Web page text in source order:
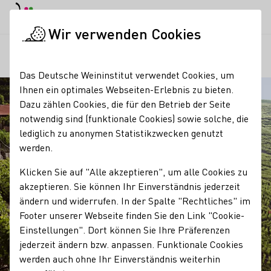
Wir verwenden Cookies
Das Deutsche Weininstitut verwendet Cookies, um
Ihnen ein optimales Webseiten-Erlebnis zu bieten.
Dazu zählen Cookies, die für den Betrieb der Seite
notwendig sind (funktionale Cookies) sowie solche, die
lediglich zu anonymen Statistikzwecken genutzt
werden.
Klicken Sie auf "Alle akzeptieren", um alle Cookies zu
akzeptieren. Sie können Ihr Einverständnis jederzeit
ändern und widerrufen. In der Spalte "Rechtliches" im
Footer unserer Webseite finden Sie den Link "Cookie-
Einstellungen". Dort können Sie Ihre Präferenzen
jederzeit ändern bzw. anpassen. Funktionale Cookies
werden auch ohne Ihr Einverständnis weiterhin